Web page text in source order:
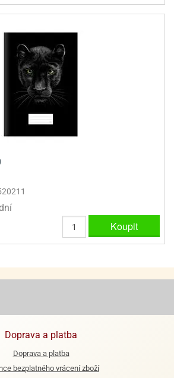
Koupit
Doprava a platba
Doprava a platba
bezplatného vrácení zboží